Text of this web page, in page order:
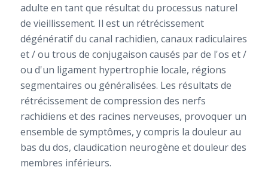
adulte en tant que résultat du processus naturel
de vieillissement. Il est un rétrécissement
dégénératif du canal rachidien, canaux radiculaires
et / ou trous de conjugaison causés par de l'os et /
ou d'un ligament hypertrophie locale, régions
segmentaires ou généralisées. Les résultats de
rétrécissement de compression des nerfs
rachidiens et des racines nerveuses, provoquer un
ensemble de symptômes, y compris la douleur au
bas du dos, claudication neurogène et douleur des
membres inférieurs.